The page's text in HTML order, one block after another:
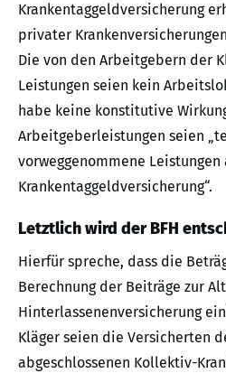
Krankentaggeldversicherung
privater
Die von den Arbeitgebern der
Leistungen seien kein
habe keine konstitutive
Arbeitgeberleistungen seien
vorweggenommene
Krankentaggeldversicherung“.
Letztlich wird der BFH
Hierfür spreche, dass die
Berechnung der Beiträge zur
Hinterlassenenversicherung
Kläger seien die Versicherten
abgeschlossenen Kollektiv-